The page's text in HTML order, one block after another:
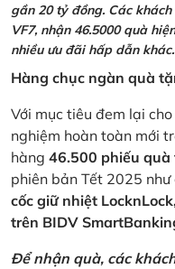
gần 20 tỷ đồng. Các
VF7, nhận 46.5000 quà
nhiều ưu đãi hấp dẫn khác.
Hàng chục ngàn quà
Với mục tiêu đem lại
nghiệm hoàn toàn mới
hàng 46.500 phiếu
phiên bản Tết 2025 như
cốc giữ nhiệt
trên BIDV
Để nhận quà, các